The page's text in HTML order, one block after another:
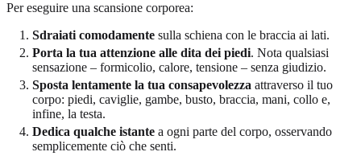
Per eseguire una scansione corporea:
Sdraiati comodamente sulla schiena con le braccia ai lati.
Porta la tua attenzione alle dita dei piedi. Nota qualsiasi
sensazione – formicolio, calore, tensione – senza giudizio.
Sposta lentamente la tua consapevolezza attraverso il tuo
corpo: piedi, caviglie, gambe, busto, braccia, mani, collo e,
infine, la testa.
Dedica qualche istante a ogni parte del corpo, osservando
semplicemente ciò che senti.